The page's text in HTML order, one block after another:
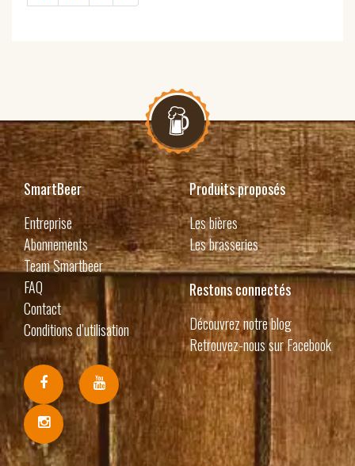
SmartBeer
Entreprise
Abonnements
Team Smartbeer
FAQ
Contact
Conditions d’utilisation
Produits proposés
Les bières
Les brasseries
Restons connectés
Découvrez notre blog
Retrouvez-nous sur Facebook